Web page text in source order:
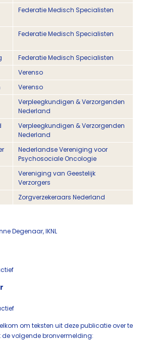
Federatie Medisch Specialisten
Federatie Medisch Specialisten
Federatie Medisch Specialisten
Verenso
Verenso
Verpleegkundigen & Verzorgenden
Nederland
Verpleegkundigen & Verzorgenden
Nederland
Nederlandse Vereniging voor
Psychosociale Oncologie
Vereniging van Geestelijk
Verzorgers
Zorgverzekeraars Nederland
Degenaar, IKNL
om teksten uit deze publicatie over te
volgende bronvermelding: